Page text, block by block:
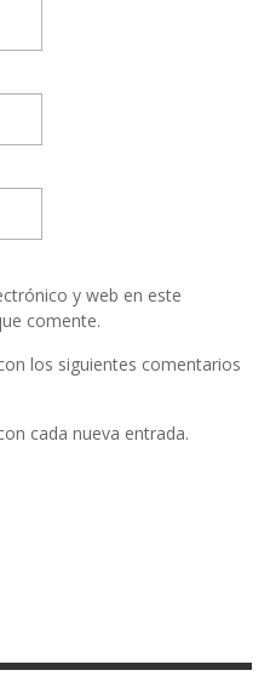
y web en este
comente.
los siguientes comentarios
cada nueva entrada.